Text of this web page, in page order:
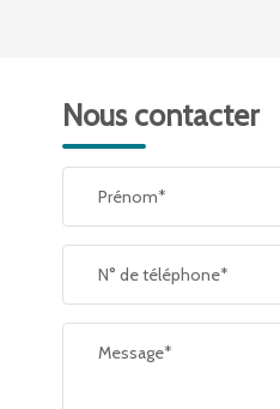
TAXE FONCIÈRE
SUPERFICIE :
RESTAURANTS ET CAFÉS
Nous contacter
Prénom*
N° de téléphone*
Message*